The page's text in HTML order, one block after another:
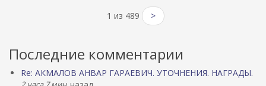
1 из 489 >
Последние комментарии
Re: АКМАЛОВ АНВАР ГАРАЕВИЧ. УТОЧНЕНИЯ. НАГРАДЫ.